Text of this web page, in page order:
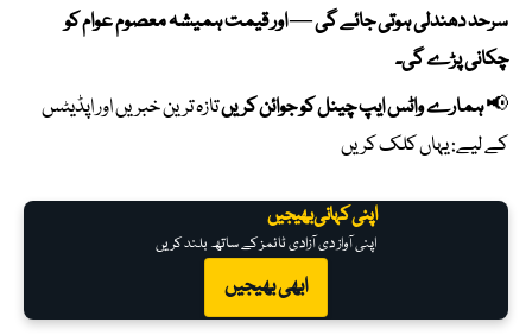
سرحد دھندلی ہوتی جائے گی — اور قیمت ہمیشہ معصوم عوام کو
چکانی پڑے گی۔
📢ہمارے واٹس ایپ چینل کو جوائن کریںتازہ ترین خبریں اور اپڈیٹس
کے لیے:یہاں کلک کریں
اپنی کہانی بھیجیں
اپنی آواز دی آزادی ٹائمز کے ساتھ بلند کریں
ابھی بھیجیں